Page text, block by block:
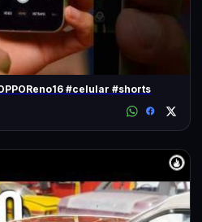
#celular #shorts